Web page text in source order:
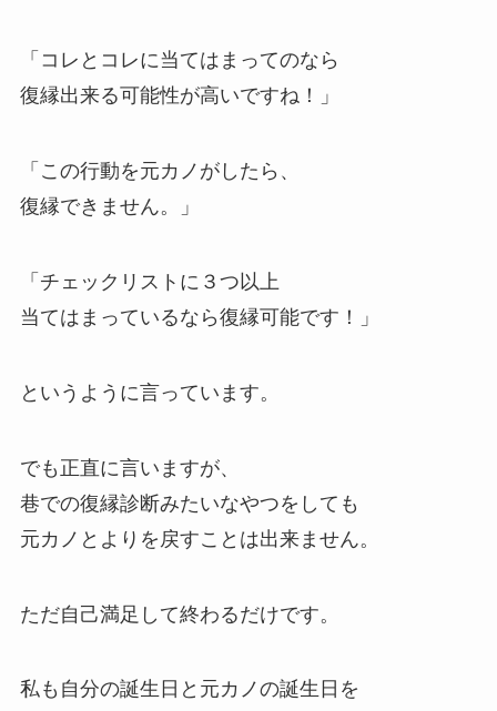
「コレとコレに当てはまってのなら
復縁出来る可能性が高いですね！」
「この行動を元カノがしたら、
復縁できません。」
「チェックリストに３つ以上
当てはまっているなら復縁可能です！」
というように言っています。
でも正直に言いますが、
巷での復縁診断みたいなやつをしても
元カノとよりを戻すことは出来ません。
ただ自己満足して終わるだけです。
私も自分の誕生日と元カノの誕生日を